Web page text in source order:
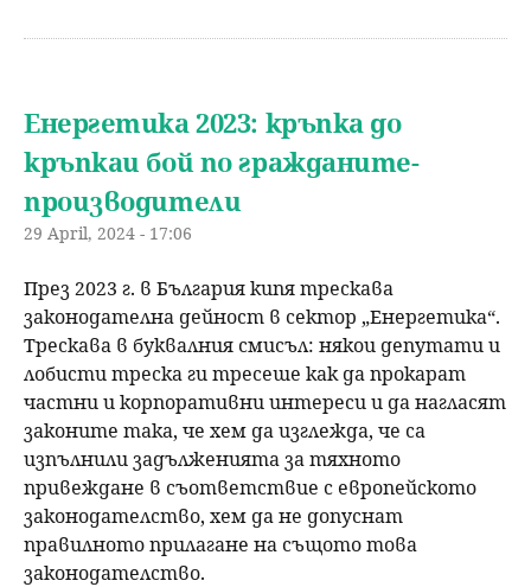
Енергетика 2023: кръпка до
кръпкаи бой по гражданите-
производители
29 April, 2024 - 17:06
През 2023 г. в България кипя трескава
законодателна дейност в сектор „Енергетика“.
Трескава в буквалния смисъл: някои депутати и
лобисти треска ги тресеше как да прокарат
частни и корпоративни интереси и да нагласят
законите така, че хем да изглежда, че са
изпълнили задълженията за тяхното
привеждане в съответствие с европейското
законодателство, хем да не допуснат
правилното прилагане на същото това
законодателство.